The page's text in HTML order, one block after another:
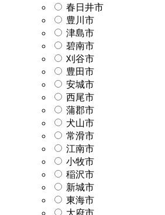
春日井市
豊川市
津島市
碧南市
刈谷市
豊田市
安城市
西尾市
蒲郡市
犬山市
常滑市
江南市
小牧市
稲沢市
新城市
東海市
大府市